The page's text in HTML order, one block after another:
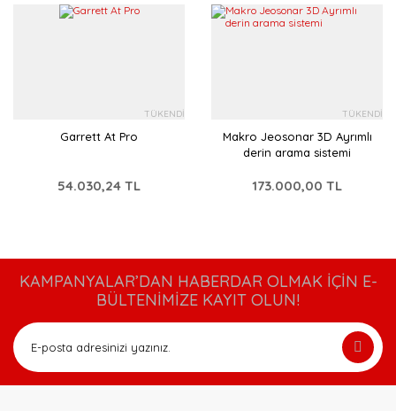
TÜKENDİ
Garrett At Pro
54.030,24 TL
TÜKENDİ
Makro Jeosonar 3D Ayrımlı
derin arama sistemi
173.000,00 TL
KAMPANYALAR’DAN HABERDAR OLMAK İÇİN E-
BÜLTENİMİZE KAYIT OLUN!